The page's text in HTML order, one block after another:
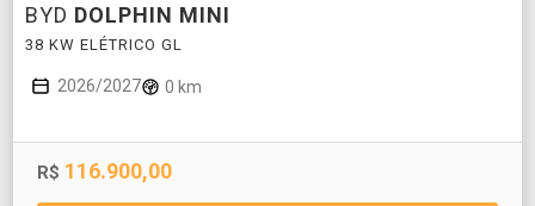
BYD DOLPHIN MINI
38 KW ELÉTRICO GL
2026/2027 0 km
R$ 116.900,00